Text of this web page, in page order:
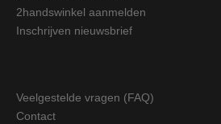
2handswinkel aanmelden
Inschrijven nieuwsbrief
Veelgestelde vragen (FAQ)
Contact